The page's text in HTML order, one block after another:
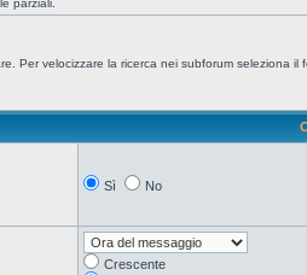
parziali.
Per velocizzare la ricerca nei subforum seleziona il
Sì No
Crescente